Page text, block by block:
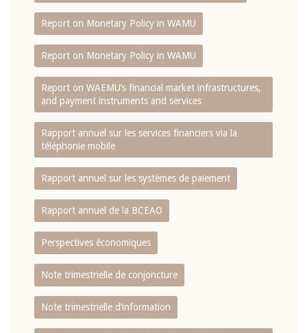
Report on Monetary Policy in WAMU
Report on Monetary Policy in WAMU
Report on WAEMU’s financial market infrastructures,
and payment instruments and services
Rapport annuel sur les services financiers via la
téléphonie mobile
Rapport annuel sur les systèmes de paiement
Rapport annuel de la BCEAO
Perspectives économiques
Note trimestrielle de conjoncture
Note trimestrielle d‘information